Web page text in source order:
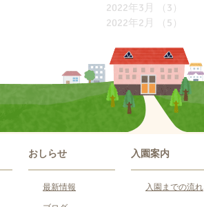
2022年3月
（3）
2022年2月
（5）
おしらせ
最新情報
入園案内
入園までの流れ